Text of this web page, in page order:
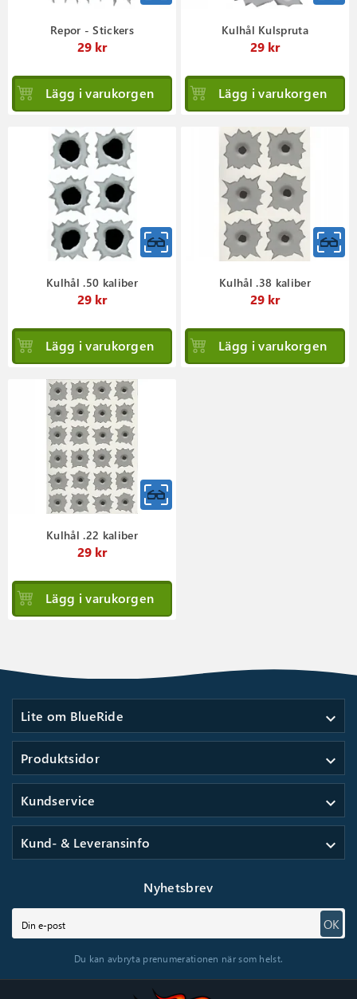
Repor - Stickers
29 kr
Lägg i varukorgen
Kulhål Kulspruta
29 kr
Lägg i varukorgen
Kulhål .50 kaliber
29 kr
Lägg i varukorgen
Kulhål .38 kaliber
29 kr
Lägg i varukorgen
Kulhål .22 kaliber
29 kr
Lägg i varukorgen
Lite om BlueRide expand_more
Produktsidor expand_more
Kundservice expand_more
Kund- & Leveransinfo expand_more
Nyhetsbrev
OK
Du kan avbryta prenumerationen när som helst.